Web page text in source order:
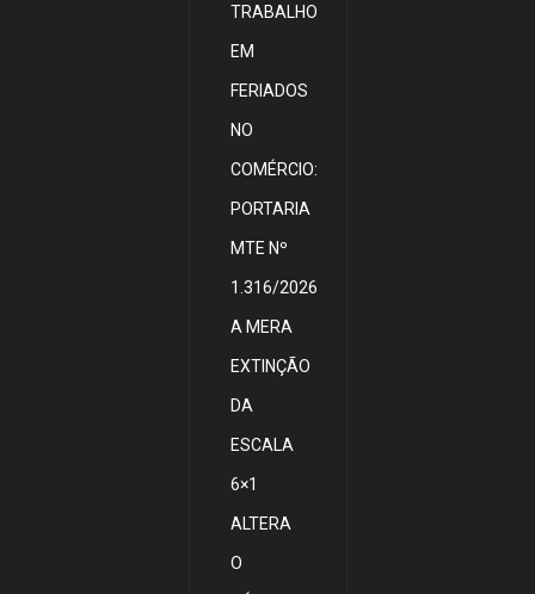
TRABALHO
EM
FERIADOS
NO
COMÉRCIO:
PORTARIA
MTE Nº
1.316/2026
A MERA
EXTINÇÃO
DA
ESCALA
6×1
ALTERA
O